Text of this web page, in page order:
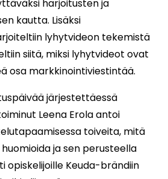
harjoitusten ja
kautta. Lisäksi
lyhytvideon tekemistä
siitä, miksi lyhytvideot ovat
osa markkinointiviestintää.
järjestettäessä
Leena Erola antoi
toiveita, mitä
ja sen perusteella
opiskelijoille Keuda-brändiin